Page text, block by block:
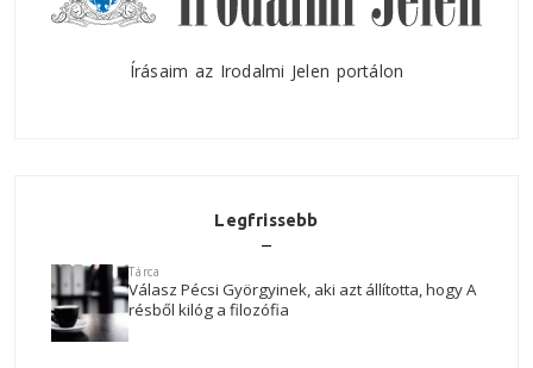
Írásaim az Irodalmi Jelen portálon
Legfrissebb
Tárca
Válasz Pécsi Györgyinek, aki azt állította, hogy A
résből kilóg a filozófia